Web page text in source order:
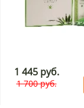
1 445 руб.
1 700 руб.